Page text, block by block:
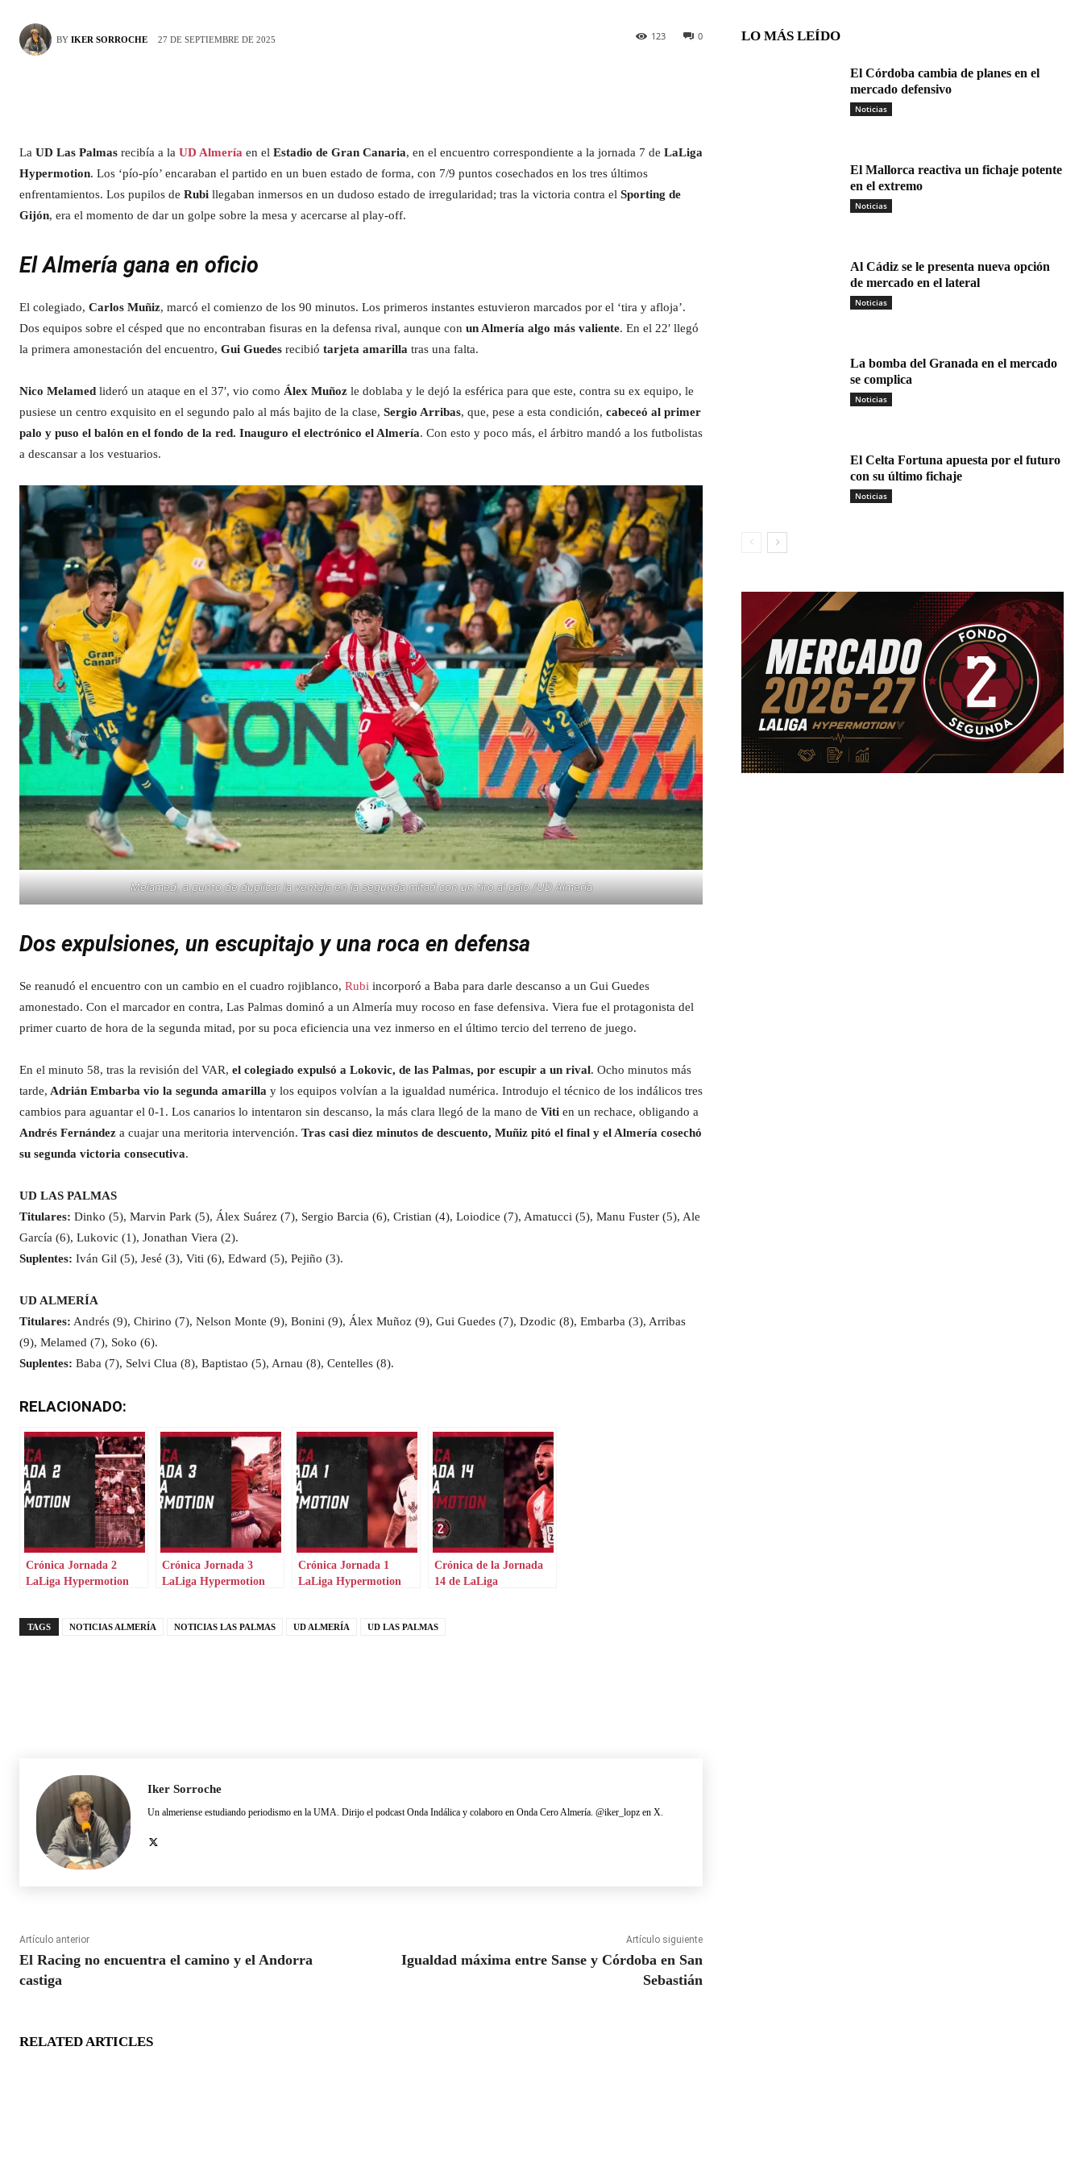
BY IKER SORROCHE 27 DE SEPTIEMBRE DE 2025 0
123
La UD Las Palmas recibía a la UD Almería en el Estadio de Gran Canaria, en el encuentro correspondiente a la jornada 7 de LaLiga
Hypermotion. Los ‘pío-pío’ encaraban el partido en un buen estado de forma, con 7/9 puntos cosechados en los tres últimos
enfrentamientos. Los pupilos de Rubi llegaban inmersos en un dudoso estado de irregularidad; tras la victoria contra el Sporting de
Gijón, era el momento de dar un golpe sobre la mesa y acercarse al play-off.
El Almería gana en oficio
El colegiado, Carlos Muñiz, marcó el comienzo de los 90 minutos. Los primeros instantes estuvieron marcados por el ‘tira y afloja’.
Dos equipos sobre el césped que no encontraban fisuras en la defensa rival, aunque con un Almería algo más valiente. En el 22′ llegó
la primera amonestación del encuentro, Gui Guedes recibió tarjeta amarilla tras una falta.
Nico Melamed lideró un ataque en el 37′, vio como Álex Muñoz le doblaba y le dejó la esférica para que este, contra su ex equipo, le
pusiese un centro exquisito en el segundo palo al más bajito de la clase, Sergio Arribas, que, pese a esta condición, cabeceó al primer
palo y puso el balón en el fondo de la red. Inauguro el electrónico el Almería. Con esto y poco más, el árbitro mandó a los futbolistas
a descansar a los vestuarios.
Melamed, a punto de duplicar la ventaja en la segunda mitad con un tiro al palo /UD Almería
Dos expulsiones, un escupitajo y una roca en defensa
Se reanudó el encuentro con un cambio en el cuadro rojiblanco, Rubi incorporó a Baba para darle descanso a un Gui Guedes
amonestado. Con el marcador en contra, Las Palmas dominó a un Almería muy rocoso en fase defensiva. Viera fue el protagonista del
primer cuarto de hora de la segunda mitad, por su poca eficiencia una vez inmerso en el último tercio del terreno de juego.
En el minuto 58, tras la revisión del VAR, el colegiado expulsó a Lokovic, de las Palmas, por escupir a un rival. Ocho minutos más
tarde, Adrián Embarba vio la segunda amarilla y los equipos volvían a la igualdad numérica. Introdujo el técnico de los indálicos tres
cambios para aguantar el 0-1. Los canarios lo intentaron sin descanso, la más clara llegó de la mano de Viti en un rechace, obligando a
Andrés Fernández a cuajar una meritoria intervención. Tras casi diez minutos de descuento, Muñiz pitó el final y el Almería cosechó
su segunda victoria consecutiva.
UD LAS PALMAS
Titulares: Dinko (5), Marvin Park (5), Álex Suárez (7), Sergio Barcia (6), Cristian (4), Loiodice (7), Amatucci (5), Manu Fuster (5), Ale
García (6), Lukovic (1), Jonathan Viera (2).
Suplentes: Iván Gil (5), Jesé (3), Viti (6), Edward (5), Pejiño (3).
UD ALMERÍA
Titulares: Andrés (9), Chirino (7), Nelson Monte (9), Bonini (9), Álex Muñoz (9), Gui Guedes (7), Dzodic (8), Embarba (3), Arribas
(9), Melamed (7), Soko (6).
Suplentes: Baba (7), Selvi Clua (8), Baptistao (5), Arnau (8), Centelles (8).
RELACIONADO:
Crónica Jornada 2
LaLiga Hypermotion
Crónica Jornada 3
LaLiga Hypermotion
Crónica Jornada 1
LaLiga Hypermotion
Crónica de la Jornada
14 de LaLiga
TAGS NOTICIAS ALMERÍA NOTICIAS LAS PALMAS UD ALMERÍA UD LAS PALMAS
Iker Sorroche
Un almeriense estudiando periodismo en la UMA. Dirijo el podcast Onda Indálica y colaboro en Onda Cero Almería. @iker_lopz en X.
Artículo anterior
El Racing no encuentra el camino y el Andorra
castiga
Artículo siguiente
Igualdad máxima entre Sanse y Córdoba en San
Sebastián
RELATED ARTICLES
LO MÁS LEÍDO
El Córdoba cambia de planes en el
mercado defensivo
Noticias
El Mallorca reactiva un fichaje potente
en el extremo
Noticias
Al Cádiz se le presenta nueva opción
de mercado en el lateral
Noticias
La bomba del Granada en el mercado
se complica
Noticias
El Celta Fortuna apuesta por el futuro
con su último fichaje
Noticias